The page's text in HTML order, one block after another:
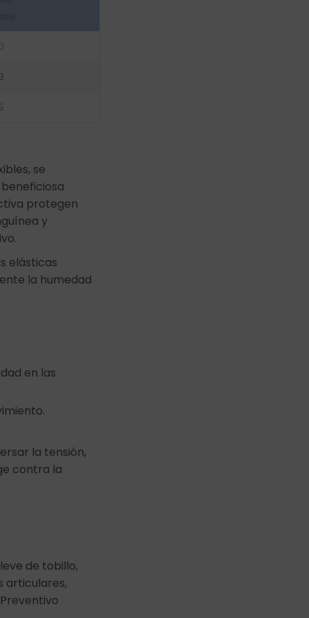
se
protegen
y
elásticas
la humedad
en las
la tensión,
contra la
de tobillo,
articulares,